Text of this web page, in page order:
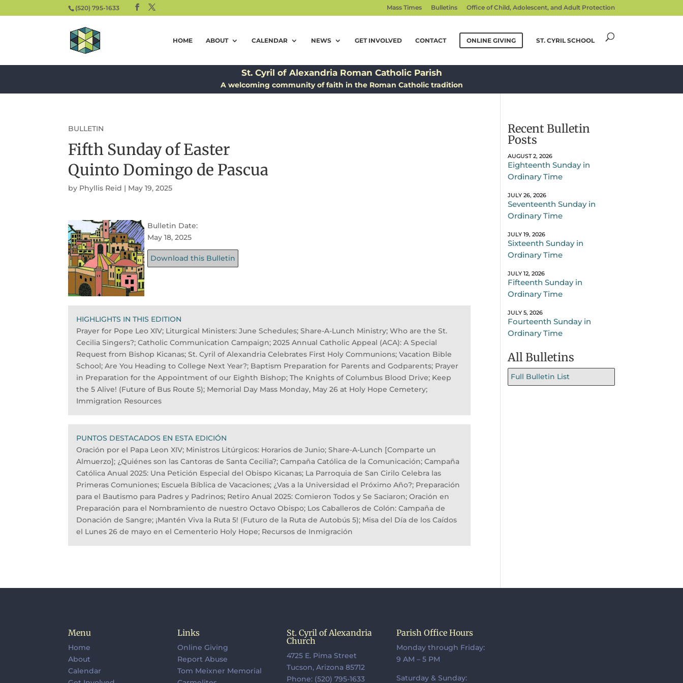
(520) 795-1633 Mass Times Bulletins Office of Child, Adolescent, and Adult Protection
HOME ABOUT CALENDAR NEWS GET INVOLVED CONTACT ONLINE GIVING ST. CYRIL SCHOOL
St. Cyril of Alexandria Roman Catholic Parish
A welcoming community of faith in the Roman Catholic tradition
BULLETIN
Fifth Sunday of Easter
Quinto Domingo de Pascua
by Phyllis Reid | May 19, 2025
Bulletin Date:
May 18, 2025
Download this Bulletin
HIGHLIGHTS IN THIS EDITION
Prayer for Pope Leo XIV; Liturgical Ministers: June Schedules; Share-A-Lunch Ministry; Who are the St.
Cecilia Singers?; Catholic Communication Campaign; 2025 Annual Catholic Appeal (ACA): A Special
Request from Bishop Kicanas; St. Cyril of Alexandria Celebrates First Holy Communions; Vacation Bible
School; Are You Heading to College Next Year?; Baptism Preparation for Parents and Godparents; Prayer
in Preparation for the Appointment of our Eighth Bishop; The Knights of Columbus Blood Drive; Keep
the 5 Alive! (Future of Bus Route 5); Memorial Day Mass Monday, May 26 at Holy Hope Cemetery;
Immigration Resources
PUNTOS DESTACADOS EN ESTA EDICIÓN
Oración por el Papa Leon XIV; Ministros Litúrgicos: Horarios de Junio; Share-A-Lunch [Comparte un
Almuerzo]; ¿Quiénes son las Cantoras de Santa Cecilia?; Campaña Católica de la Comunicación; Campaña
Católica Anual 2025: Una Petición Especial del Obispo Kicanas; La Parroquia de San Cirilo Celebra las
Primeras Comuniones; Escuela Bíblica de Vacaciones; ¿Vas a la Universidad el Próximo Año?; Preparación
para el Bautismo para Padres y Padrinos; Retiro Anual 2025: Comieron Todos y Se Saciaron; Oración en
Preparación para el Nombramiento de nuestro Octavo Obispo; Los Caballeros de Colón: Campaña de
Donación de Sangre; ¡Mantén Viva la Ruta 5! (Futuro de la Ruta de Autobús 5); Misa del Día de los Caídos
el Lunes 26 de mayo en el Cementerio Holy Hope; Recursos de Inmigración
Recent Bulletin
Posts
AUGUST 2, 2026
Eighteenth Sunday in
Ordinary Time
JULY 26, 2026
Seventeenth Sunday in
Ordinary Time
JULY 19, 2026
Sixteenth Sunday in
Ordinary Time
JULY 12, 2026
Fifteenth Sunday in
Ordinary Time
JULY 5, 2026
Fourteenth Sunday in
Ordinary Time
All Bulletins
Full Bulletin List
Menu
Home
About
Calendar
Links
Online Giving
Report Abuse
Tom Meixner Memorial
St. Cyril of Alexandria
Church
4725 E. Pima Street
Tucson, Arizona 85712
Phone: (520) 795-1633
Parish Office Hours
Monday through Friday:
9 AM – 5 PM
Saturday & Sunday: